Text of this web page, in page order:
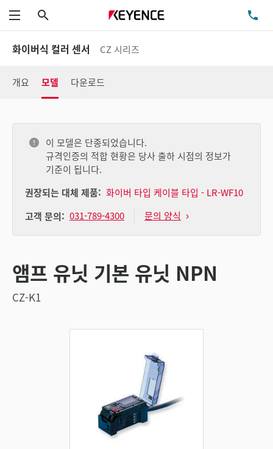
메뉴
화이버식 컬러 센서 CZ 시리즈
개요 모델 다운로드
이 모델은 단종되었습니다.
규격인증의 적합 현황은 당사 출하 시점의 정보가
기준이 됩니다.
권장되는 대체 제품: 화이버 타입 케이블 타입 - LR-WF10
고객 문의: 031-789-4300 문의 양식
앰프 유닛 기본 유닛 NPN
CZ-K1